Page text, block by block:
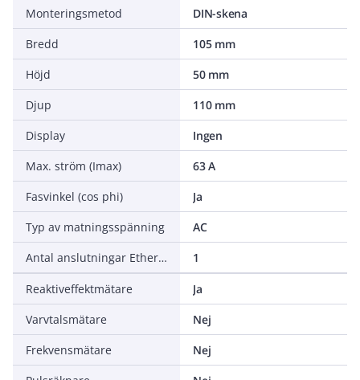
Monteringsmetod
DIN-skena
Bredd
105 mm
Höjd
50 mm
Djup
110 mm
Display
Ingen
Max. ström (Imax)
63 A
Fasvinkel (cos phi)
Ja
Typ av matningsspänning
AC
Antal anslutningar Ethernet
1
Reaktiveffektmätare
Ja
Varvtalsmätare
Nej
Frekvensmätare
Nej